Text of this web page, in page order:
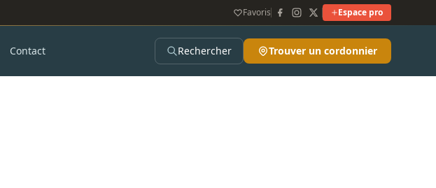
Favoris Espace pro
Contact Rechercher Trouver un cordonnier